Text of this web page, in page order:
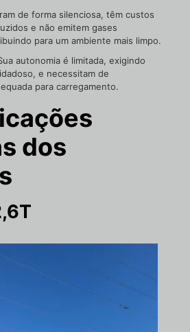
de forma silenciosa, têm custos
e não emitem gases
para um ambiente mais limpo.
autonomia é limitada, exigindo
e necessitam de
para carregamento.
dos